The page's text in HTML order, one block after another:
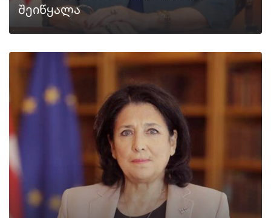
შეიწყალა
ᲒᲐᲒᲠᲫᲔᲚᲔᲑᲐ